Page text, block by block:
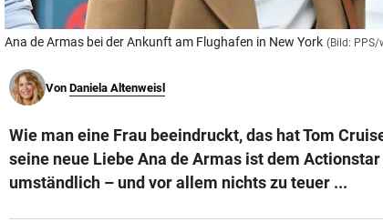
Ana de Armas bei der Ankunft am Flughafen in New York (Bild: PPS/
Von Daniela Altenweisl
Wie man eine Frau beeindruckt, das hat Tom
seine neue Liebe Ana de Armas ist dem
umständlich – und vor allem nichts zu teuer ...